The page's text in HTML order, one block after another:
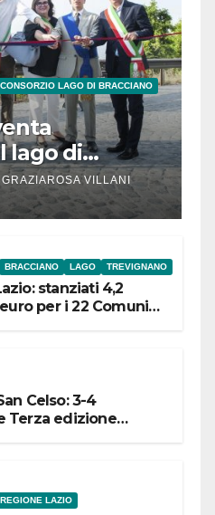
CONSORZIO LAGO DI BRACCIANO
lago di
GRAZIAROSA VILLANI
BRACCIANO LAGO TREVIGNANO
stanziati 4,2
per i 22 Comuni
Celso: 3-4
Terza edizione
REGIONE LAZIO